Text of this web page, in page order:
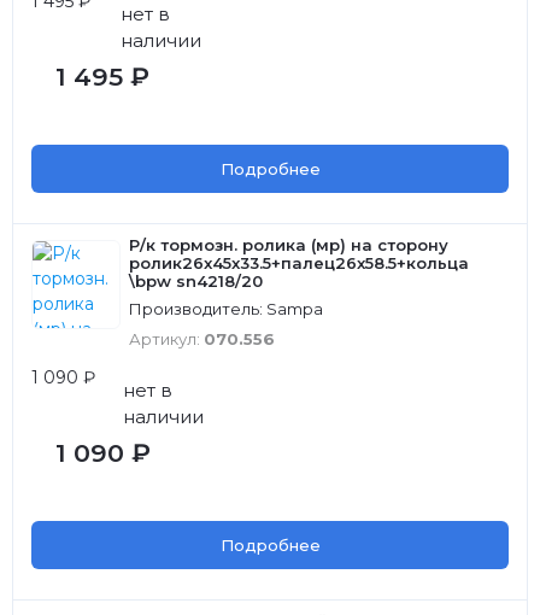
нет в
наличии
1 495 ₽
Подробнее
Р/к тормозн. ролика (мр) на сторону
ролик26x45x33.5+палец26x58.5+кольца
\bpw sn4218/20
Производитель: Sampa
Артикул: 070.556
1 090 ₽
нет в
наличии
1 090 ₽
Подробнее